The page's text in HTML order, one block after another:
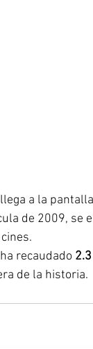
llega a la
de 2009,
recaudado
de la historia.